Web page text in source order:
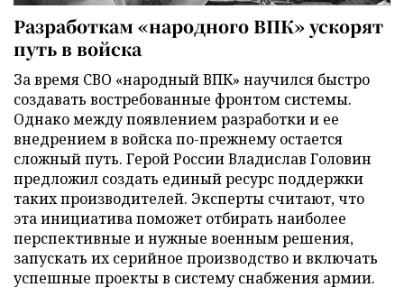
Разработкам «народного ВПК» ускорят
путь в войска
За время СВО «народный ВПК» научился быстро
создавать востребованные фронтом системы.
Однако между появлением разработки и ее
внедрением в войска по-прежнему остается
сложный путь. Герой России Владислав Головин
предложил создать единый ресурс поддержки
таких производителей. Эксперты считают, что
эта инициатива поможет отбирать наиболее
перспективные и нужные военным решения,
запускать их серийное производство и включать
успешные проекты в систему снабжения армии.